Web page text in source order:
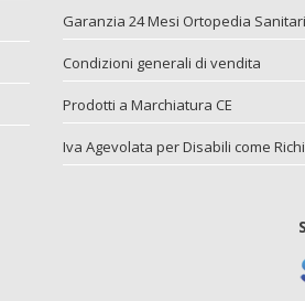
Garanzia 24 Mesi Ortopedia
Condizioni generali di vendita
Prodotti a Marchiatura CE
Iva Agevolata per Disabili come